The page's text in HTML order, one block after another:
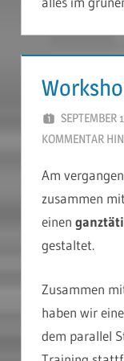
SEPTEMBER
KOMMENTAR
Am
zusammen
einen
gestaltet.
Zusammen
haben wir
dem parallel